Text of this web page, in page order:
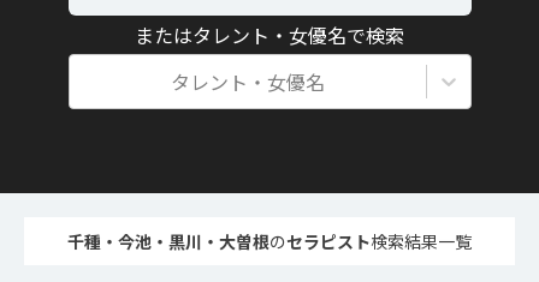
またはタレント・女優名で検索
タレント・女優名
千種・今池・黒川・大曽根のセラピスト検索結果一覧